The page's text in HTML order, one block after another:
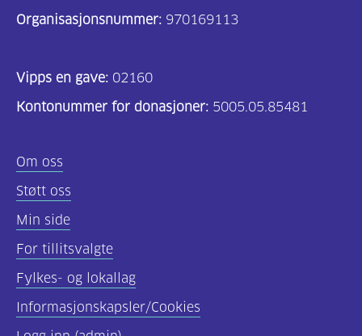
Organisasjonsnummer: 970169113
Vipps en gave: 02160
Kontonummer for donasjoner: 5005.05.85481
Om oss
Støtt oss
Min side
For tillitsvalgte
Fylkes- og lokallag
Informasjonskapsler/Cookies